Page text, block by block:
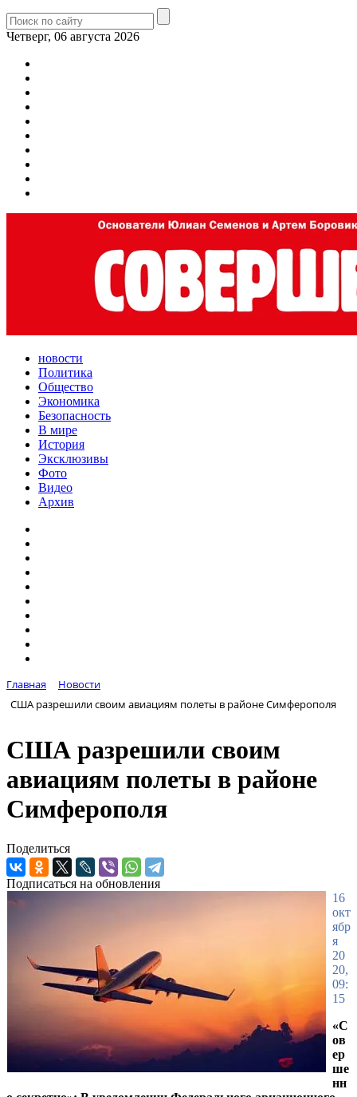
Четверг, 06 августа 2026
новости
Политика
Общество
Экономика
Безопасность
В мире
История
Эксклюзивы
Фото
Видео
Архив
Главная
Новости
США разрешили своим авиациям полеты в районе Симферополя
США разрешили своим
авиациям полеты в районе
Симферополя
Поделиться
Подписаться на обновления
16
окт
ябр
я
20
20,
09:
15
«С
ов
ер
ше
нн